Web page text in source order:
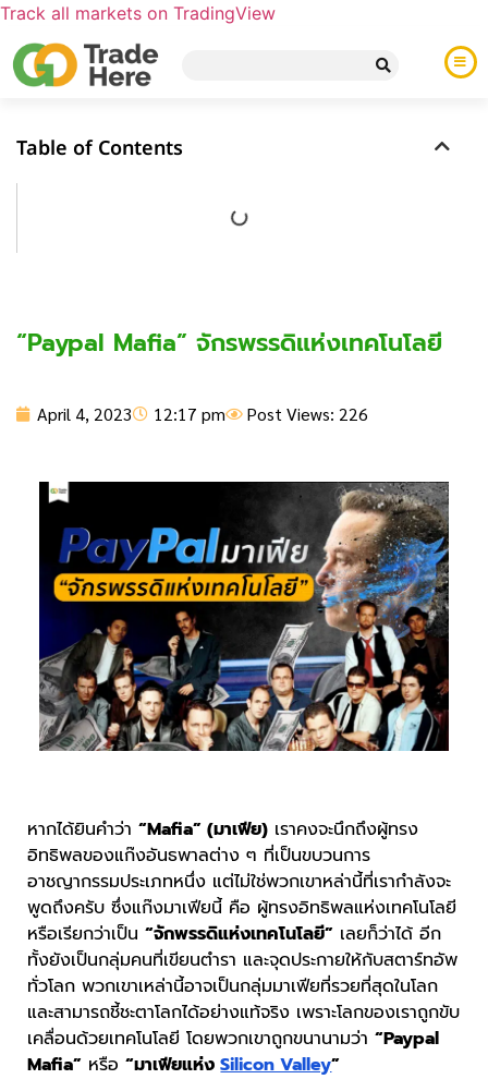
Track all markets on TradingView
Table of Contents
“Paypal Mafia” จักรพรรดิแห่งเทคโนโลยี
April 4, 2023 12:17 pm Post Views: 226
หากได้ยินคำว่า“Mafia” (มาเฟีย) เราคงจะนึกถึงผู้ทรง
อิทธิพลของแก๊งอันธพาลต่าง ๆ ที่เป็นขบวนการ
อาชญากรรมประเภทหนึ่ง แต่ไม่ใช่พวกเขาหล่านี้ที่เรากำลังจะ
พูดถึงครับ ซึ่งแก๊งมาเฟียนี้ คือ ผู้ทรงอิทธิพลแห่งเทคโนโลยี
หรือเรียกว่าเป็น“จักพรรดิแห่งเทคโนโลยี” เลยก็ว่าได้ อีก
ทั้งยังเป็นกลุ่มคนที่เขียนตำรา และจุดประกายให้กับสตาร์ทอัพ
ทั่วโลก พวกเขาเหล่านี้อาจเป็นกลุ่มมาเฟียที่รวยที่สุดในโลก
และสามารถชี้ชะตาโลกได้อย่างแท้จริง เพราะโลกของเราถูกขับ
เคลื่อนด้วยเทคโนโลยี โดยพวกเขาถูกขนานามว่า“Paypal
Mafia” หรือ“มาเฟียแห่งSilicon Valley”